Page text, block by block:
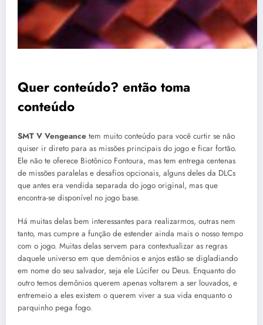
Quer conteúdo? então toma
conteúdo
SMT V Vengeance tem muito conteúdo para você curtir se não
quiser ir direto para as missões principais do jogo e ficar fortão.
Ele não te oferece Biotônico Fontoura, mas tem entrega centenas
de missões paralelas e desafios opcionais, alguns deles da DLCs
que antes era vendida separada do jogo original, mas que
encontra-se disponível no jogo base.
Há muitas delas bem interessantes para realizarmos, outras nem
tanto, mas cumpre a função de estender ainda mais o nosso tempo
com o jogo. Muitas delas servem para contextualizar as regras
daquele universo em que demônios e anjos estão se digladiando
em nome do seu salvador, seja ele Lúcifer ou Deus. Enquanto do
outro temos demônios querem apenas voltarem a ser louvados, e
entremeio a eles existem o querem viver a sua vida enquanto o
parquinho pega fogo.